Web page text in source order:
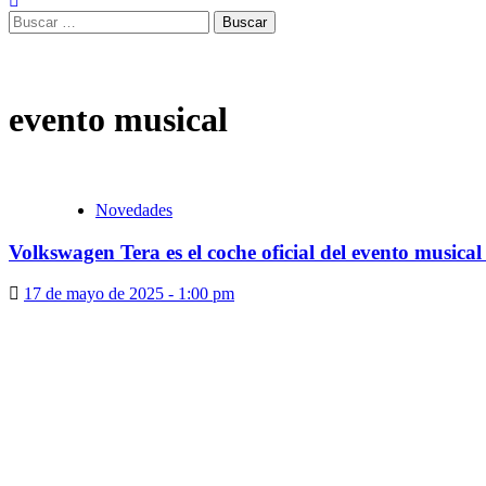
Buscar:
evento musical
Novedades
Volkswagen Tera es el coche oficial del evento
17 de mayo de 2025 - 1:00 pm